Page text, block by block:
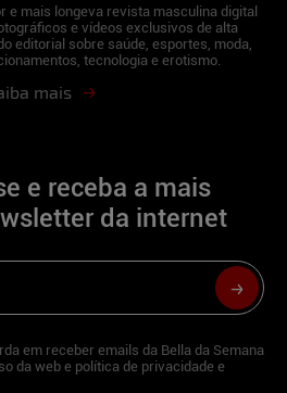
que recebeu:
são um grande
no colo de:
o bella da
!!!
e mais longeva revista masculina digital
e vídeos exclusivos de alta
editorial sobre saúde, esportes, moda,
tecnologia e erotismo.
mais
e receba a mais
da internet
em receber emails da Bella da Semana
da web e política de privacidade e